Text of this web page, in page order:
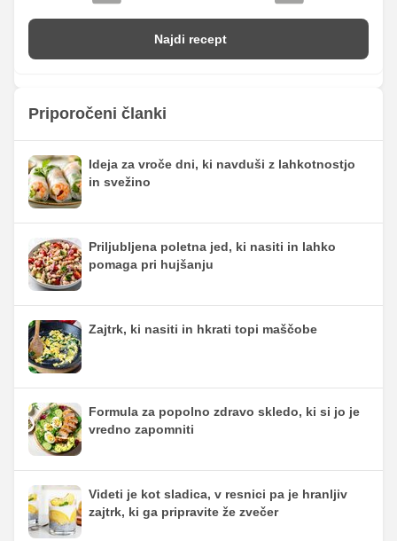
Najdi recept
Priporočeni članki
Ideja za vroče dni, ki navduši z lahkotnostjo
in svežino
Priljubljena poletna jed, ki nasiti in lahko
pomaga pri hujšanju
Zajtrk, ki nasiti in hkrati topi maščobe
Formula za popolno zdravo skledo, ki si jo je
vredno zapomniti
Videti je kot sladica, v resnici pa je hranljiv
zajtrk, ki ga pripravite že zvečer